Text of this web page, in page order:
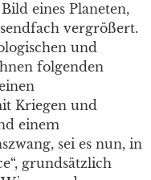
eines Planeten,
vergrößert.
und
folgenden
Kriegen und
einem
sei es nun, in
grundsätzlich